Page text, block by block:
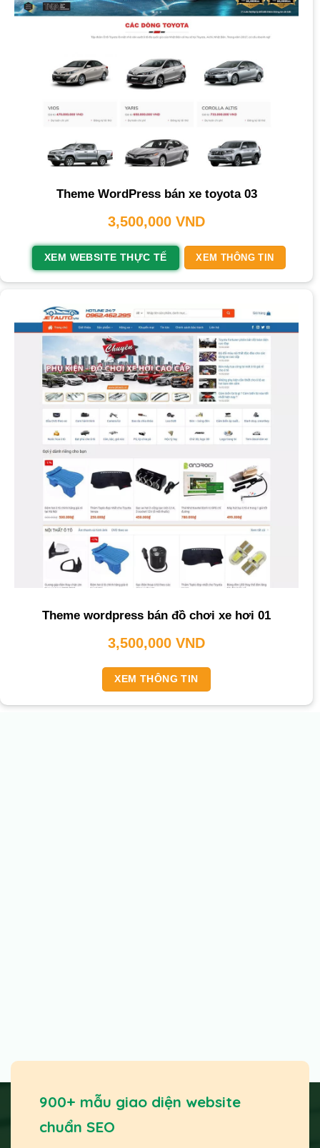
Theme WordPress bán xe toyota 03
3,500,000 VND
XEM WEBSITE THỰC TẾ XEM THÔNG TIN
Theme wordpress bán đồ chơi xe hơi 01
3,500,000 VND
XEM THÔNG TIN
900+ mẫu giao diện website
chuẩn SEO